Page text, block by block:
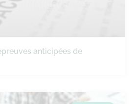
anticipées de